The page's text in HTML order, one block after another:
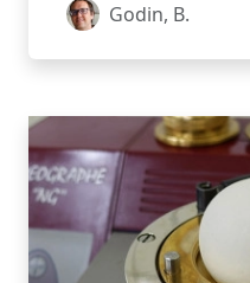
Godin, B.